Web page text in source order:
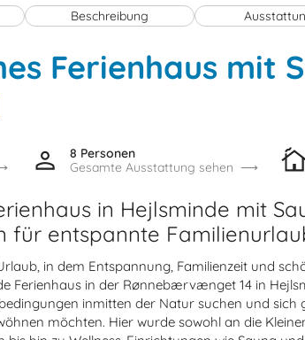
Beschreibung
Ferienhaus mit
8 Personen
Gesamte Ausstattung sehen
in Hejlsminde mit
für entspannte
in dem Entspannung, Familienzeit und
Ferienhaus in der Rønnebærvænget 14 in
inmitten der Natur suchen und sich
möchten. Hier wurde sowohl an die